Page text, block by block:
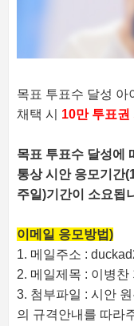
목표 투표수 달성 아
채택 시 10만 투표권
목표 투표수 달성에
통상 시안 응모기간
주일)기간이 소요됩
이메일 응모방법)
1. 메일주소 :
2. 메일제목 : 이병찬
3. 첨부파일 : 시안
의 규격안내를 따라